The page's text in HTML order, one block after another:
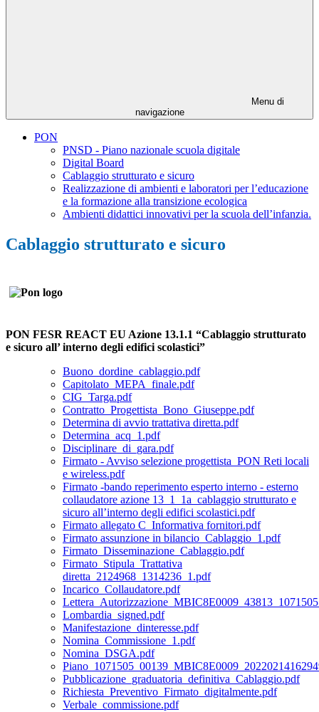
Menu di
navigazione
PON
PNSD - Piano nazionale scuola digitale
Digital Board
Cablaggio strutturato e sicuro
Realizzazione di ambienti e laboratori per l’educazione
e la formazione alla transizione ecologica
Ambienti didattici innovativi per la scuola dell’infanzia.
Cablaggio strutturato e sicuro
PON FESR REACT EU Azione 13.1.1 “Cablaggio strutturato
e sicuro all’ interno degli edifici scolastici”
Buono_dordine_cablaggio.pdf
Capitolato_MEPA_finale.pdf
CIG_Targa.pdf
Contratto_Progettista_Bono_Giuseppe.pdf
Determina di avvio trattativa diretta.pdf
Determina_acq_1.pdf
Disciplinare_di_gara.pdf
Firmato - Avviso selezione progettista_PON Reti locali
e wireless.pdf
Firmato -bando reperimento esperto interno - esterno
collaudatore azione 13_1_1a_cablaggio strutturato e
sicuro all’interno degli edifici scolastici.pdf
Firmato allegato C_Informativa fornitori.pdf
Firmato assunzione in bilancio_Cablaggio_1.pdf
Firmato_Disseminazione_Cablaggio.pdf
Firmato_Stipula_Trattativa
diretta_2124968_1314236_1.pdf
Incarico_Collaudatore.pdf
Lombardia_signed.pdf
Manifestazione_dinteresse.pdf
Nomina_Commissione_1.pdf
Nomina_DSGA.pdf
Pubblicazione_graduatoria_definitiva_Cablaggio.pdf
Richiesta_Preventivo_Firmato_digitalmente.pdf
Verbale_commissione.pdf